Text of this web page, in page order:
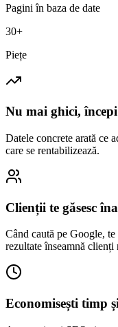
Pagini în baza de date
30+
Piețe
Nu mai ghici,
Datele concrete arată ce
care se rentabilizează.
Clienții te găsesc
Când caută pe Google,
rezultate înseamnă clienți
Economisești timp